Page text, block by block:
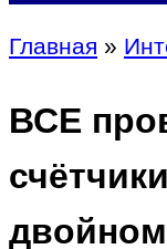
Главная »
ВСЕ